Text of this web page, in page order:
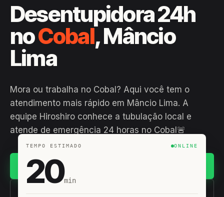
Desentupidora 24h
noCobal, Mâncio
Lima
Mora ou trabalha no Cobal? Aqui você tem o
atendimento mais rápido em Mâncio Lima. A
equipe Hiroshiro conhece a tubulação local e
atende de emergência 24 horas no Cobal🚨
(11) 93407-8838
TEMPO ESTIMADO ONLINE
20min